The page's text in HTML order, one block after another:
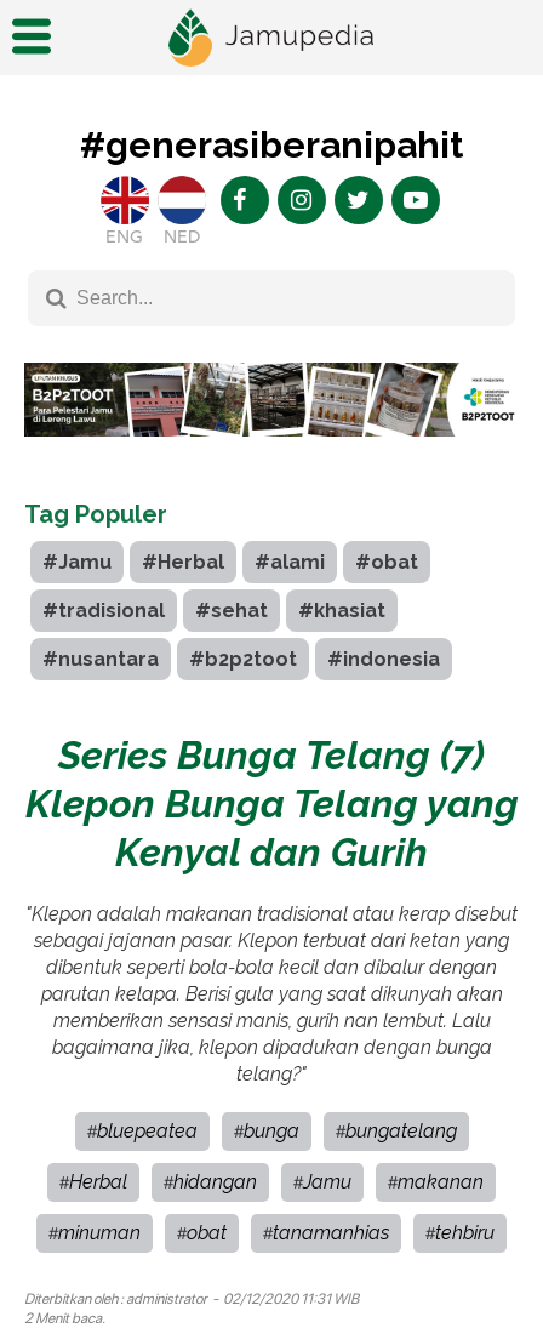
#generasiberanipahit
ENG NED
Tag Populer
#Jamu #Herbal #alami #obat
#tradisional #sehat #khasiat
#nusantara #b2p2toot #indonesia
Series Bunga Telang (7)
Klepon Bunga Telang yang
Kenyal dan Gurih
"Klepon adalah makanan tradisional atau kerap disebut
sebagai jajanan pasar. Klepon terbuat dari ketan yang
dibentuk seperti bola-bola kecil dan dibalur dengan
parutan kelapa. Berisi gula yang saat dikunyah akan
memberikan sensasi manis, gurih nan lembut. Lalu
bagaimana jika, klepon dipadukan dengan bunga
telang?"
#bluepeatea #bunga #bungatelang
#Herbal #hidangan #Jamu #makanan
#minuman #obat #tanamanhias #tehbiru
Diterbitkan oleh : administrator- 02/12/2020 11:31 WIB
2 Menit baca.